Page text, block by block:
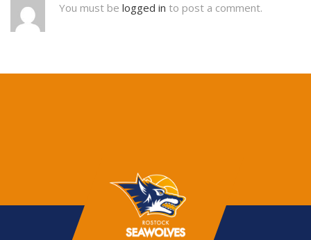
You must be logged in to post a comment.